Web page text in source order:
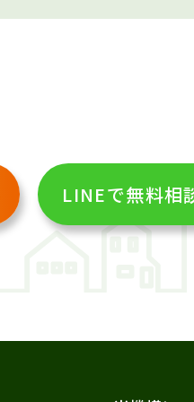
LINEで無料相